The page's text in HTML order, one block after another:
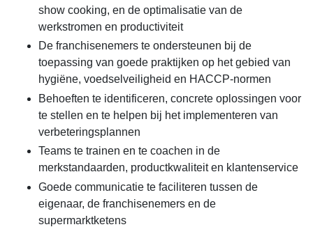
show cooking, en de optimalisatie van de
werkstromen en productiviteit
De franchisenemers te ondersteunen bij de
toepassing van goede praktijken op het gebied van
hygiëne, voedselveiligheid en HACCP-normen
Behoeften te identificeren, concrete oplossingen voor
te stellen en te helpen bij het implementeren van
verbeteringsplannen
Teams te trainen en te coachen in de
merkstandaarden, productkwaliteit en klantenservice
Goede communicatie te faciliteren tussen de
eigenaar, de franchisenemers en de
supermarktketens